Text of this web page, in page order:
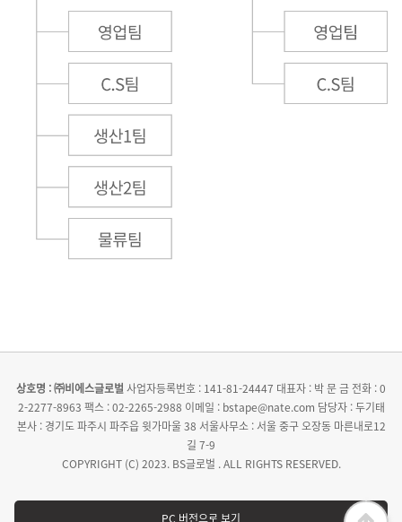
상호명 : ㈜비에스글로벌 사업자등록번호 : 141-81-24447 대표자 : 박 문 금 전화 : 0
2-2277-8963 팩스 : 02-2265-2988 이메일 : bstape@nate.com 담당자 : 두기태
본사 : 경기도 파주시 파주읍 윗가마울 38 서울사무소 : 서울 중구 오장동 마른내로12
길 7-9
COPYRIGHT (C) 2023. BS글로벌 . ALL RIGHTS RESERVED.
PC 버전으로 보기